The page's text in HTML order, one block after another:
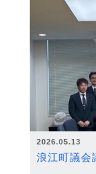
2026.05.13
浪江町議会